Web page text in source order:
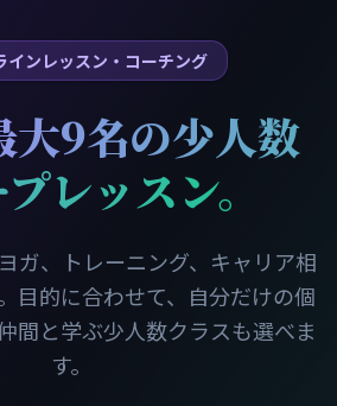
インレッスン・コーチング
大9名の少人数
レッスン。
ガ、トレーニング、キャリア相
目的に合わせて、自分だけの個
間と学ぶ少人数クラスも選べま
す。